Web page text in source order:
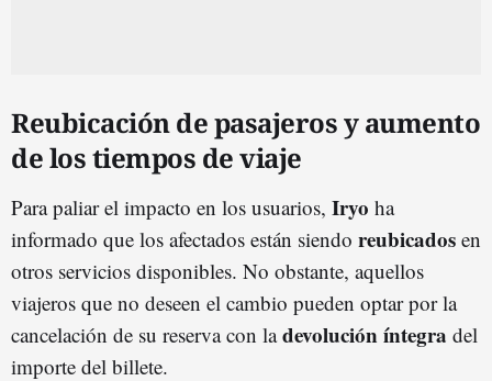
Reubicación de pasajeros y aumento
de los tiempos de viaje
Para paliar el impacto en los usuarios, Iryo ha
informado que los afectados están siendo reubicados en
otros servicios disponibles. No obstante, aquellos
viajeros que no deseen el cambio pueden optar por la
cancelación de su reserva con ladevolución íntegra del
importe del billete.